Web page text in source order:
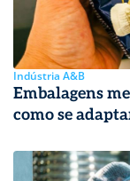
Indústria A&B
Embalagens
como se